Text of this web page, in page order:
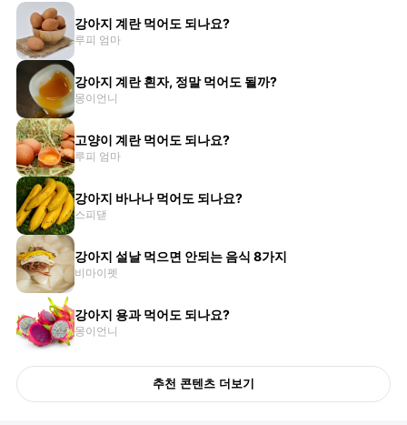
강아지 계란 먹어도 되나요?
루피 엄마
강아지 계란 흰자, 정말 먹어도 될까?
몽이언니
고양이 계란 먹어도 되나요?
루피 엄마
강아지 바나나 먹어도 되나요?
스피댇
강아지 설날 먹으면 안되는 음식 8가지
비마이펫
강아지 용과 먹어도 되나요?
몽이언니
추천 콘텐츠 더보기